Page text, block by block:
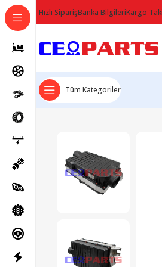
Hızlı SiparişBanka BilgileriKargo
Tüm Kategoriler